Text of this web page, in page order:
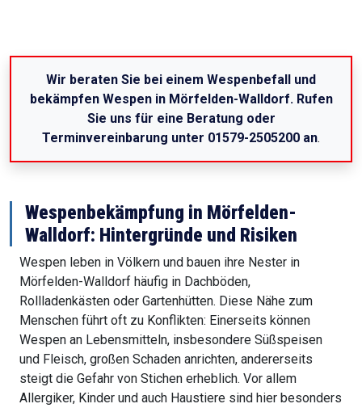
Wir beraten Sie bei einem Wespenbefall und
bekämpfen Wespen in Mörfelden-Walldorf. Rufen
Sie uns für eine Beratung oder
Terminvereinbarung unter 01579-2505200 an.
Wespenbekämpfung in Mörfelden-
Walldorf: Hintergründe und Risiken
Wespen leben in Völkern und bauen ihre Nester in
Mörfelden-Walldorf häufig in Dachböden,
Rollladenkästen oder Gartenhütten. Diese Nähe zum
Menschen führt oft zu Konflikten: Einerseits können
Wespen an Lebensmitteln, insbesondere Süßspeisen
und Fleisch, großen Schaden anrichten, andererseits
steigt die Gefahr von Stichen erheblich. Vor allem
Allergiker, Kinder und auch Haustiere sind hier besonders